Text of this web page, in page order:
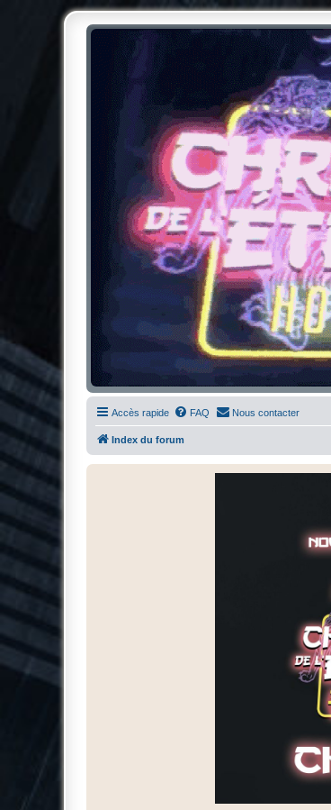
Chroniques de l'Étrange NO
Pour les amateurs des Chroniques de l'Étrange
Accès rapide FAQ Nous contacter
Index du forum